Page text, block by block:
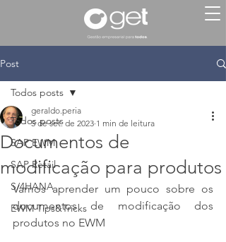
Post
Todos posts
SAP EWM
SAP Retail
S/4HANA
EWM Tips&Tricks
Todos posts
Documentos de
modificação para produtos
geraldo.peria
5 de set. de 2023 1 min de leitura
Vamos aprender um pouco sobre os
documentos de modificação dos
produtos no EWM